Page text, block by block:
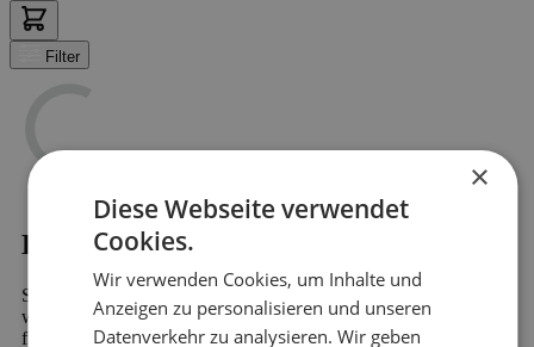
Filter
Kaufen?
Sind Sie auf der Suche nach Kinderbetten mit Stauraum? Dann
werden Sie bei Emob, Ihrem Online-Möbelshop, garantiert
finden. In unserem riesigen Sortiment finden Sie mehr als 10.000
×
Diese Webseite verwendet
Cookies.
Wir verwenden Cookies, um Inhalte und
Anzeigen zu personalisieren und unseren
Datenverkehr zu analysieren. Wir geben